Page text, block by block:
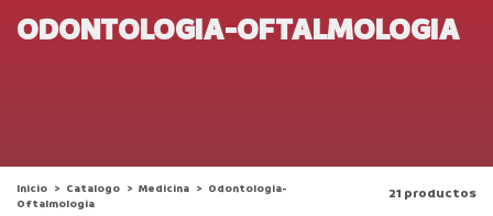
ODONTOLOGIA-OFTALMOLOGIA
Inicio > Catalogo > Medicina > Odontologia-
Oftalmologia
21 productos